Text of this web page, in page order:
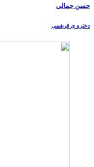
حسن جمالی
دختره ی قرشمی